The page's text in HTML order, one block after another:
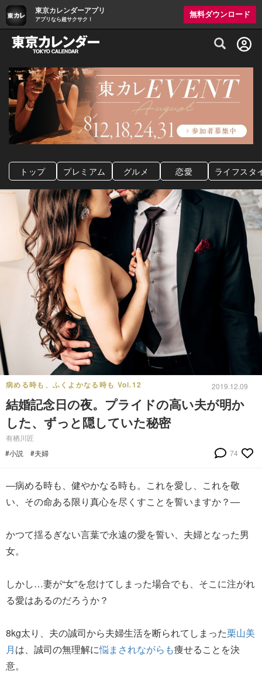
東京カレンダーアプリ
アプリなら超サクサク！
無料ダウンロード
グルメ情報・プレミアムレストラン予約
トップ プレミアム グルメ 恋愛 ライフスタ
病める時も、ふくよかなる時も Vol.12 2019.12.09
結婚記念日の夜。プライドの高い夫が明か
した、ずっと隠していた秘密
有栖川匠
#小説
#夫婦 74
―病める時も、健やかなる時も。これを愛し、これを敬
い、その命ある限り真心を尽くすことを誓いますか？―
かつて揺るぎない言葉で永遠の愛を誓い、夫婦となった男
女。
しかし…妻が“女”を怠けてしまった場合でも、そこに注がれ
る愛はあるのだろうか？
8kg太り、夫の誠司から夫婦生活を断られてしまった栗山美
月は、誠司の無理解に悩まされながらも痩せることを決
意。